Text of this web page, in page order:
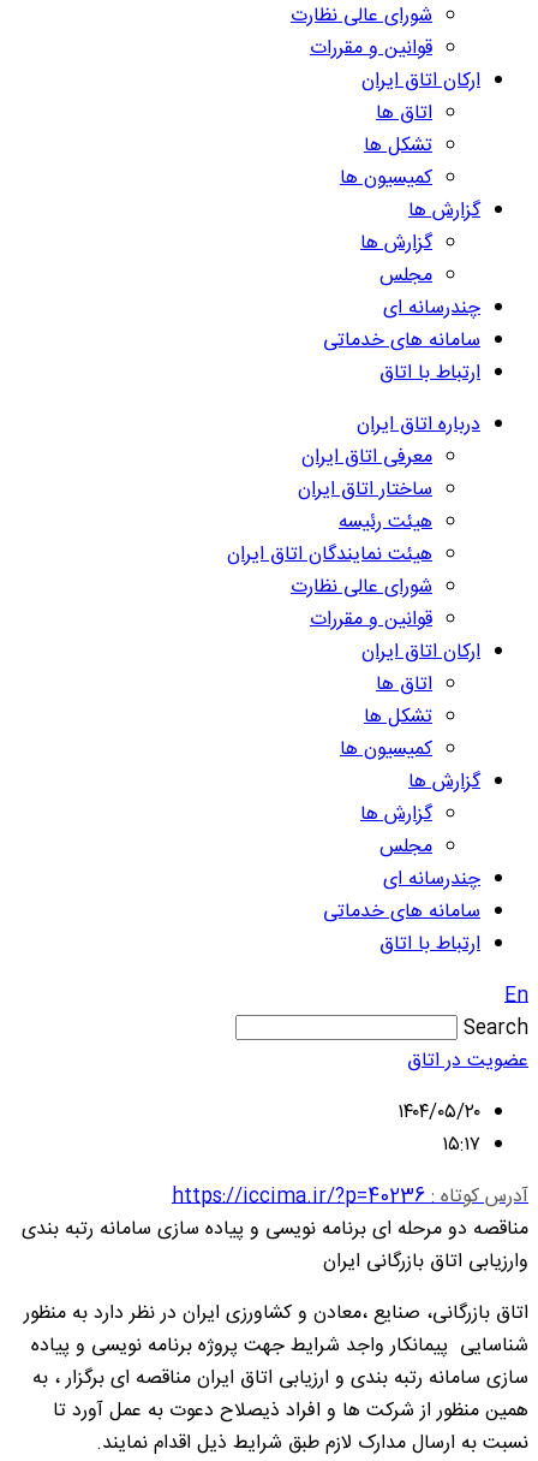
شورای عالی نظارت
قوانین و مقررات
ارکان اتاق ایران
اتاق ها
تشکل ها
کمیسیون ها
گزارش ها
گزارش ها
مجلس
چندرسانه ای
سامانه های خدماتی
ارتباط با اتاق
درباره اتاق ایران
معرفی اتاق ایران
ساختار اتاق ایران
هیئت رئیسه
هیئت نمایندگان اتاق ایران
شورای عالی نظارت
قوانین و مقررات
ارکان اتاق ایران
اتاق ها
تشکل ها
کمیسیون ها
گزارش ها
گزارش ها
مجلس
چندرسانه ای
سامانه های خدماتی
ارتباط با اتاق
En
Search
عضویت در اتاق
۱۴۰۴/۰۵/۲۰
۱۵:۱۷
آدرس کوتاه :https://iccima.ir/?p=40236
مناقصه دو مرحله ای برنامه نویسی و پیاده سازی سامانه رتبه بندی
وارزیابی اتاق بازرگانی ایران
اتاق بازرگانی، صنایع ،معادن و کشاورزی ایران در نظر دارد به منظور
شناسایی پیمانکار واجد شرایط جهت پروژه برنامه نویسی و پیاده
سازی سامانه رتبه بندی و ارزیابی اتاق ایران مناقصه ای برگزار ، به
همین منظور از شرکت ها و افراد ذیصلاح دعوت به عمل آورد تا
نسبت به ارسال مدارک لازم طبق شرایط ذیل اقدام نمایند.